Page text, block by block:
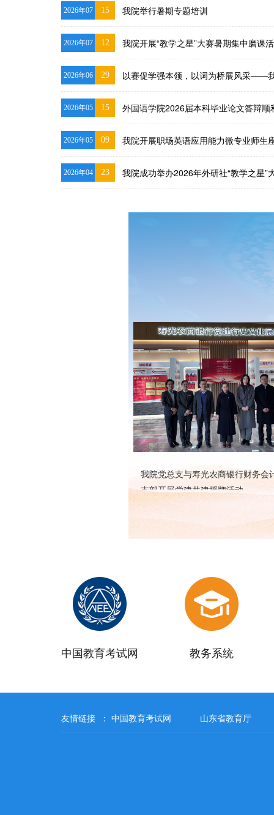
2026年07 15 我院举行暑期专题培训
2026年07 12 我院开展“教学之星”大赛暑期集中磨课
2026年06 29 以赛促学强本领，以词为桥展风采——
2026年05 15 外国语学院2026届本科毕业论文答辩顺
2026年05 09 我院开展职场英语应用能力微专业师生
2026年04 23 我院成功举办2026年外研社“教学之星”
我院党总支与寿光农商银行财务会
支部开展党建共建授牌活动
中国教育考试网 教务系统
友情链接 ： 中国教育考试网 山东省教育厅